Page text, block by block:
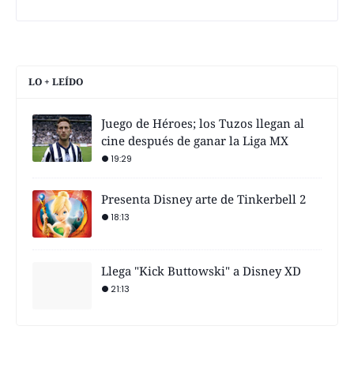
LO + LEÍDO
Juego de Héroes; los Tuzos llegan al
cine después de ganar la Liga MX
19:29
Presenta Disney arte de Tinkerbell 2
18:13
Llega "Kick Buttowski" a Disney XD
21:13